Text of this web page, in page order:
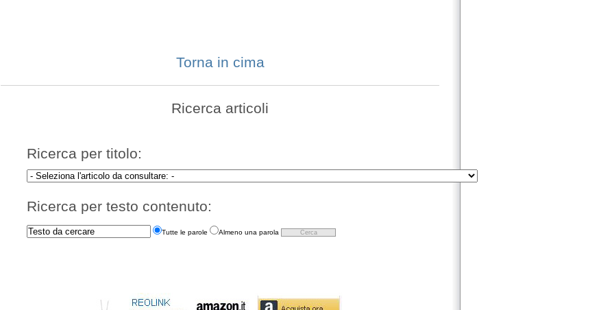
Torna in cima
Ricerca articoli
Ricerca per titolo:
Ricerca per testo contenuto:
Tutte le parole Almeno una parola